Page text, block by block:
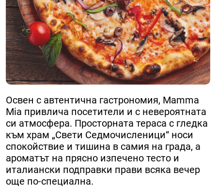
Освен с автентична гастрономия, Mamma
Mia привлича посетители и с невероятната
си атмосфера. Просторната тераса с гледка
към храм „Свети Седмочисленици“ носи
спокойствие и тишина в самия на града, а
ароматът на прясно изпечено тесто и
италиански подправки прави всяка вечер
още по-специална.